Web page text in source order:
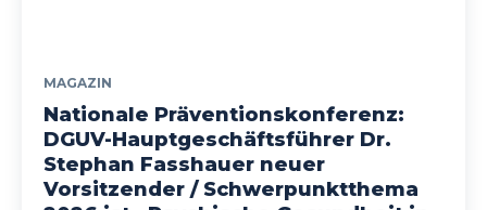
MAGAZIN
Nationale Präventionskonferenz:
DGUV-Hauptgeschäftsführer Dr.
Stephan Fasshauer neuer
Vorsitzender / Schwerpunktthema